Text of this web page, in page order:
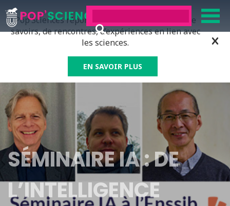
Pop’Sciences répond à tous ceux qui ont soif de
savoirs, de rencontres, d’expériences en lien avec
les sciences.
EN SAVOIR PLUS
SÉMINAIRE IA : DE
L’INTELLIGENCE